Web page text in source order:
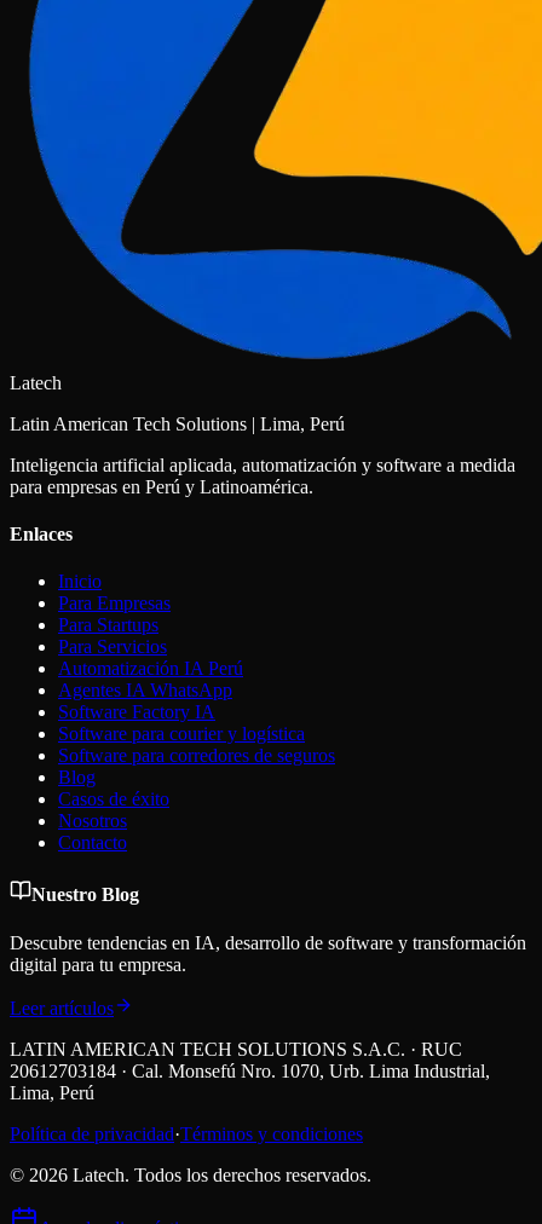
Latech
Latin American Tech Solutions | Lima, Perú
Inteligencia artificial aplicada, automatización y software a medida
para empresas en Perú y Latinoamérica.
Enlaces
Inicio
Para Empresas
Para Startups
Para Servicios
Automatización IA Perú
Agentes IA WhatsApp
Software Factory IA
Software para courier y logística
Software para corredores de seguros
Blog
Casos de éxito
Nosotros
Contacto
Nuestro Blog
Descubre tendencias en IA, desarrollo de software y transformación
digital para tu empresa.
Leer artículos
LATIN AMERICAN TECH SOLUTIONS S.A.C. · RUC
20612703184 · Cal. Monsefú Nro. 1070, Urb. Lima Industrial,
Lima, Perú
Política de privacidad·Términos y condiciones
© 2026 Latech. Todos los derechos reservados.